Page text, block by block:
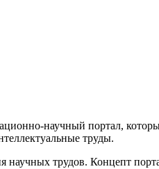
научный портал,
труды.
трудов. Концепт